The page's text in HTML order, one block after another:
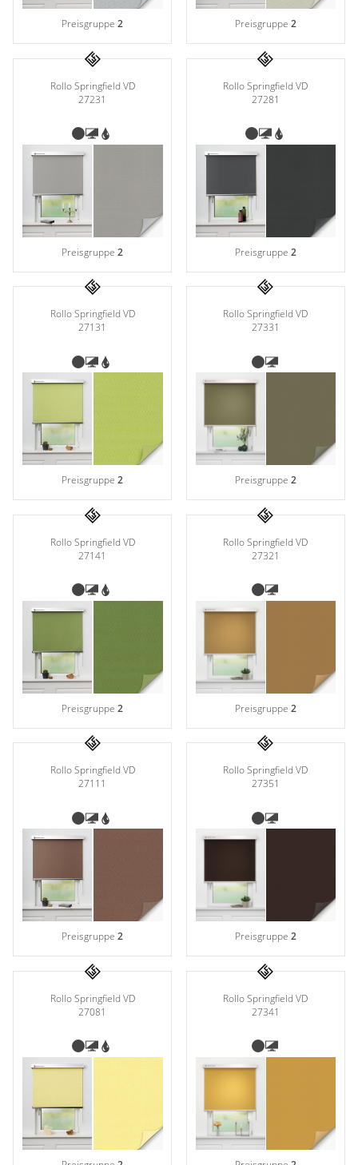
Preisgruppe2 Preisgruppe 2
Rollo Springfield VD
27231
Preisgruppe2
Rollo Springfield VD
27281
Preisgruppe 2
Rollo Springfield VD
27131
Preisgruppe2
Rollo Springfield VD
27331
Preisgruppe 2
Rollo Springfield VD
27141
Preisgruppe2
Rollo Springfield VD
27321
Preisgruppe 2
Rollo Springfield VD
27111
Preisgruppe2
Rollo Springfield VD
27351
Preisgruppe 2
Rollo Springfield VD
27081
Rollo Springfield VD
27341